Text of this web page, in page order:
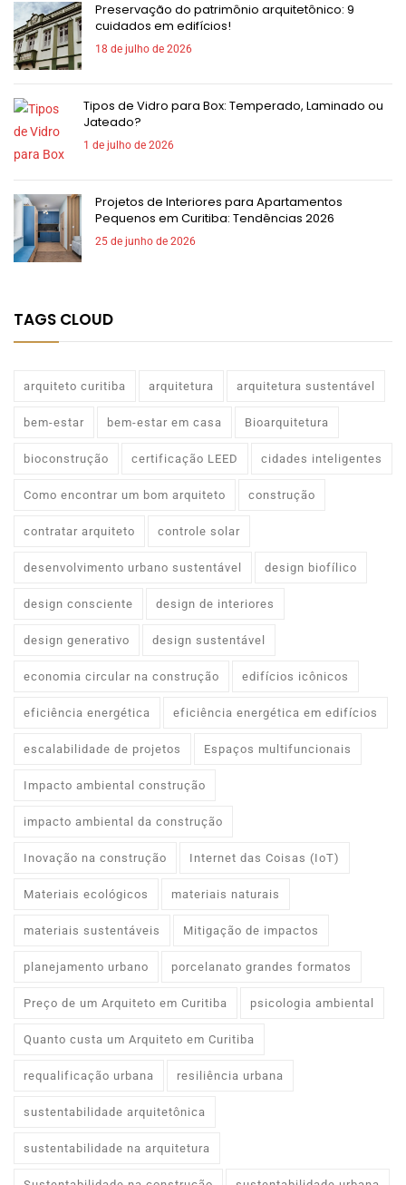
Preservação do patrimônio arquitetônico: 9
cuidados em edifícios!
18 de julho de 2026
Tipos de Vidro para Box: Temperado, Laminado ou
Jateado?
1 de julho de 2026
Projetos de Interiores para Apartamentos
Pequenos em Curitiba: Tendências 2026
25 de junho de 2026
TAGS CLOUD
arquiteto curitiba arquitetura arquitetura sustentável
bem-estar bem-estar em casa Bioarquitetura
bioconstrução certificação LEED cidades inteligentes
Como encontrar um bom arquiteto construção
contratar arquiteto controle solar
desenvolvimento urbano sustentável design biofílico
design consciente design de interiores
design generativo design sustentável
economia circular na construção edifícios icônicos
eficiência energética eficiência energética em edifícios
escalabilidade de projetos Espaços multifuncionais
Impacto ambiental construção
impacto ambiental da construção
Inovação na construção Internet das Coisas (IoT)
Materiais ecológicos materiais naturais
materiais sustentáveis Mitigação de impactos
planejamento urbano porcelanato grandes formatos
Preço de um Arquiteto em Curitiba psicologia ambiental
Quanto custa um Arquiteto em Curitiba
requalificação urbana resiliência urbana
sustentabilidade arquitetônica
sustentabilidade na arquitetura